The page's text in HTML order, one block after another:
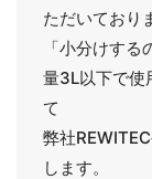
ただいており
「小分けす
量3L以下で使
て
弊社
します。